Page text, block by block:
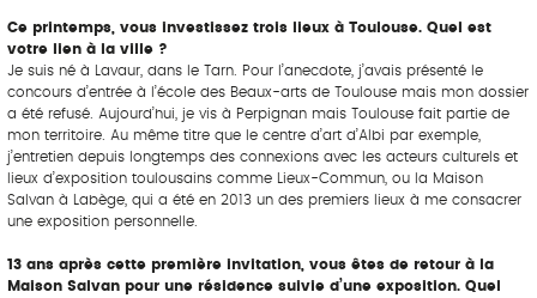
Ce printemps, vous investissez trois lieux à Toulouse. Quel est
votre lien à la ville ?
Je suis né à Lavaur, dans le Tarn. Pour l’anecdote, j’avais présenté le
concours d’entrée à l’école des Beaux-arts de Toulouse mais mon dossier
a été refusé. Aujourd’hui, je vis à Perpignan mais Toulouse fait partie de
mon territoire. Au même titre que le centre d’art d’Albi par exemple,
j’entretien depuis longtemps des connexions avec les acteurs culturels et
lieux d’exposition toulousains comme Lieux-Commun, ou la Maison
Salvan à Labège, qui a été en 2013 un des premiers lieux à me consacrer
une exposition personnelle.
13 ans après cette première invitation, vous êtes de retour à la
Maison Salvan pour une résidence suivie d’une exposition. Quel